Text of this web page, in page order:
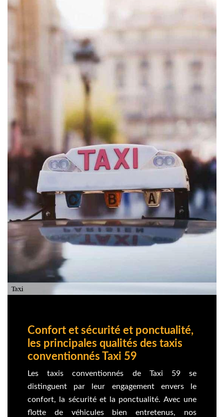
Confort et sécurité et ponctualité,
les principales qualités des taxis
conventionnés Taxi 59
Les taxis conventionnés de Taxi 59 se
distinguent par leur engagement envers le
confort, la sécurité et la ponctualité. Avec une
flotte de véhicules bien entretenus, nos